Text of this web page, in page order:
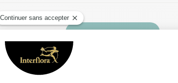
Faire livrer des fleurs
Interflora à Saint-Pierre-de-